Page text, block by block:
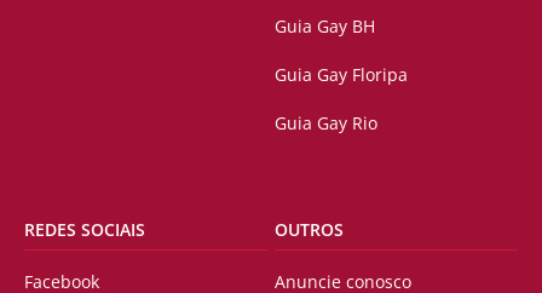
Guia Gay BH
Guia Gay Floripa
Guia Gay Rio
REDES SOCIAIS
Facebook
OUTROS
Anuncie conosco